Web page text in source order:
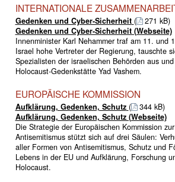
INTERNATIONALE
Gedenken und Cyber-Sicherheit (
271 kB)
Gedenken und Cyber-Sicherheit (Webseite)
Innenminister Karl Nehammer traf am 11. und
Israel hohe Vertreter der Regierung, tauschte
Spezialisten der israelischen Behörden aus
Holocaust-Gedenkstätte Yad Vashem.
EUROPÄISCHE KOMMISSION
Aufklärung, Gedenken, Schutz (
344 kB)
Aufklärung, Gedenken, Schutz (Webseite)
Die Strategie der Europäischen Kommission
Antisemitismus stützt sich auf drei Säulen:
aller Formen von Antisemitismus, Schutz und
Lebens in der EU und Aufklärung, Forschung
Holocaust.